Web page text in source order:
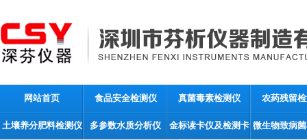
网站首页 食品安全检测仪 真菌毒素检测仪 农药残留
土壤养分肥料检测仪 多参数水质分析仪 金标读卡仪及检测卡 微生物致病